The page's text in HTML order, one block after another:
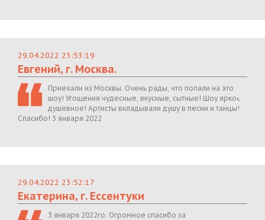
29.04.2022 23:53:19
Евгений, г. Москва.
Приехали из Москвы. Очень рады, что попали на это
шоу! Угощения чудесные, вкусные, сытные! Шоу яркое,
душевное! Артисты вкладывали душу в песни и танцы!
Спасибо! 5 января 2022
29.04.2022 23:52:17
Екатерина, г. Ессентуки
3 января 2022го. Огромное спасибо за